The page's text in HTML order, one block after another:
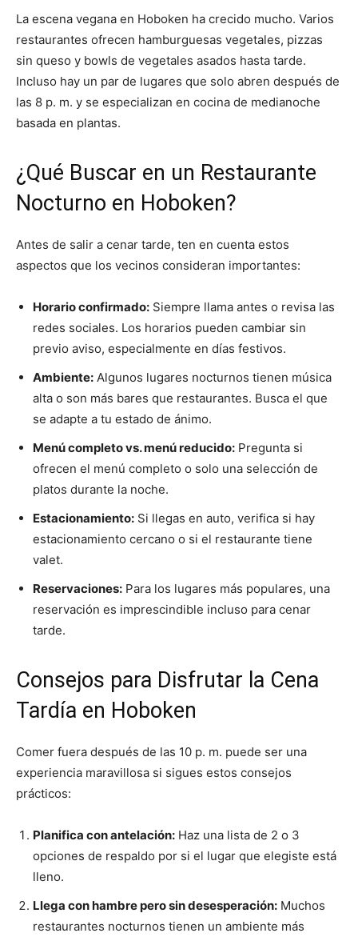
La escena vegana en Hoboken ha crecido mucho. Varios
restaurantes ofrecen hamburguesas vegetales, pizzas
sin queso y bowls de vegetales asados hasta tarde.
Incluso hay un par de lugares que solo abren después de
las 8 p. m. y se especializan en cocina de medianoche
basada en plantas.
¿Qué Buscar en un Restaurante
Nocturno en Hoboken?
Antes de salir a cenar tarde, ten en cuenta estos
aspectos que los vecinos consideran importantes:
Horario confirmado: Siempre llama antes o revisa las
redes sociales. Los horarios pueden cambiar sin
previo aviso, especialmente en días festivos.
Ambiente: Algunos lugares nocturnos tienen música
alta o son más bares que restaurantes. Busca el que
se adapte a tu estado de ánimo.
Menú completo vs. menú reducido: Pregunta si
ofrecen el menú completo o solo una selección de
platos durante la noche.
Estacionamiento: Si llegas en auto, verifica si hay
estacionamiento cercano o si el restaurante tiene
valet.
Reservaciones: Para los lugares más populares, una
reservación es imprescindible incluso para cenar
tarde.
Consejos para Disfrutar la Cena
Tardía en Hoboken
Comer fuera después de las 10 p. m. puede ser una
experiencia maravillosa si sigues estos consejos
prácticos:
Planifica con antelación: Haz una lista de 2 o 3
opciones de respaldo por si el lugar que elegiste está
lleno.
Llega con hambre pero sin desesperación: Muchos
restaurantes nocturnos tienen un ambiente más